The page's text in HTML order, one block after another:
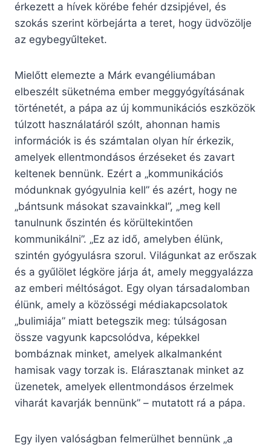
érkezett a hívek körébe fehér dzsipjével, és
szokás szerint körbejárta a teret, hogy üdvözölje
az egybegyűlteket.
Mielőtt elemezte a Márk evangéliumában
elbeszélt süketnéma ember meggyógyításának
történetét, a pápa az új kommunikációs eszközök
túlzott használatáról szólt, ahonnan hamis
információk is és számtalan olyan hír érkezik,
amelyek ellentmondásos érzéseket és zavart
keltenek bennünk. Ezért a „kommunikációs
módunknak gyógyulnia kell” és azért, hogy ne
„bántsunk másokat szavainkkal”, „meg kell
tanulnunk őszintén és körültekintően
kommunikálni”. „Ez az idő, amelyben élünk,
szintén gyógyulásra szorul. Világunkat az erőszak
és a gyűlölet légköre járja át, amely meggyalázza
az emberi méltóságot. Egy olyan társadalomban
élünk, amely a közösségi médiakapcsolatok
„bulimiája” miatt betegszik meg: túlságosan
össze vagyunk kapcsolódva, képekkel
bombáznak minket, amelyek alkalmanként
hamisak vagy torzak is. Elárasztanak minket az
üzenetek, amelyek ellentmondásos érzelmek
viharát kavarják bennünk” – mutatott rá a pápa.
Egy ilyen valóságban felmerülhet bennünk „a